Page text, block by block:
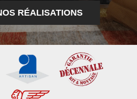
RÉALISATIONS